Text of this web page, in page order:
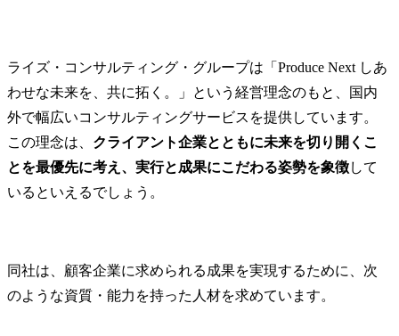
ライズ・コンサルティング・グループは「Produce Next しあ
わせな未来を、共に拓く。」という経営理念のもと、国内
外で幅広いコンサルティングサービスを提供しています。
この理念は、 クライアント企業とともに未来を切り開くこ
とを最優先に考え、実行と成果にこだわる姿勢を象徴して
いるといえるでしょう。
同社は、顧客企業に求められる成果を実現するために、次
のような資質・能力を持った人材を求めています。